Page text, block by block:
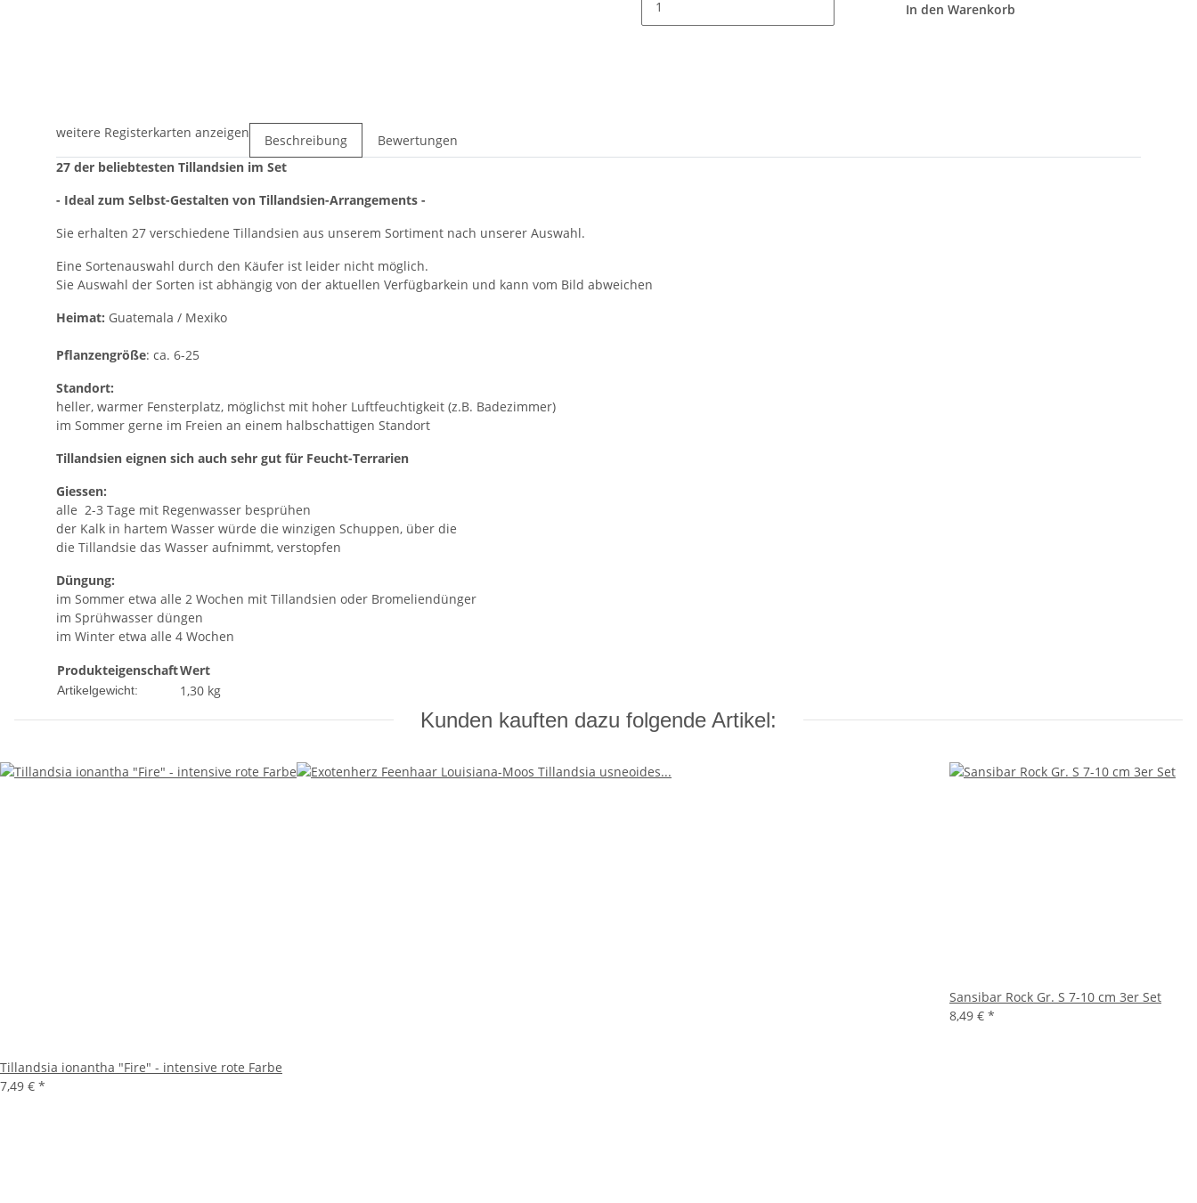
In den Warenkorb
weitere Registerkarten anzeigen Beschreibung
Bewertungen
27 der beliebtesten Tillandsien im Set
- Ideal zum Selbst-Gestalten von Tillandsien-Arrangements -
Sie erhalten 27 verschiedene Tillandsien aus unserem Sortiment nach unserer Auswahl.
Eine Sortenauswahl durch den Käufer ist leider nicht möglich.
Sie Auswahl der Sorten ist abhängig von der aktuellen Verfügbarkein und kann vom Bild abweichen
Heimat: Guatemala / Mexiko
Pflanzengröße: ca. 6-25
Standort:
heller, warmer Fensterplatz, möglichst mit hoher Luftfeuchtigkeit (z.B. Badezimmer)
im Sommer gerne im Freien an einem halbschattigen Standort
Tillandsien eignen sich auch sehr gut für Feucht-Terrarien
Giessen:
alle 2-3 Tage mit Regenwasser besprühen
der Kalk in hartem Wasser würde die winzigen Schuppen, über die
die Tillandsie das Wasser aufnimmt, verstopfen
Düngung:
im Sommer etwa alle 2 Wochen mit Tillandsien oder Bromeliendünger
im Sprühwasser düngen
im Winter etwa alle 4 Wochen
ProdukteigenschaftWert
Artikelgewicht: 1,30 kg
Kunden kauften dazu folgende Artikel:
Tillandsia ionantha "Fire" - intensive rote Farbe
7,49 € *
Sansibar Rock Gr. S 7-10 cm 3er Set
8,49 € *